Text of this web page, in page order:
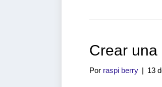
Crear
Por raspi berry | 13